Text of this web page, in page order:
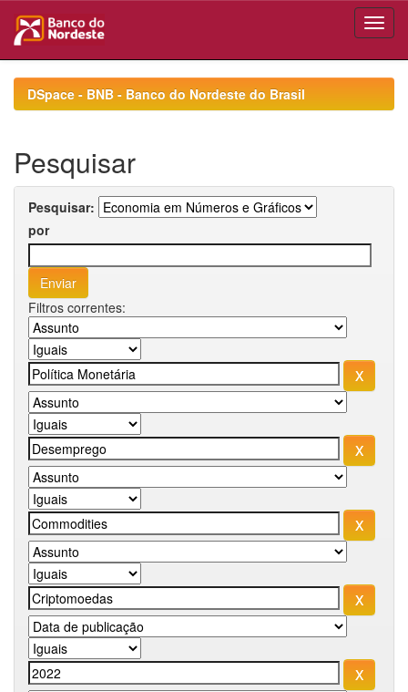
navigationDSpace - BNB - Banco do Nordeste do Brasil
Pesquisar
Pesquisar:
por
Filtros correntes: